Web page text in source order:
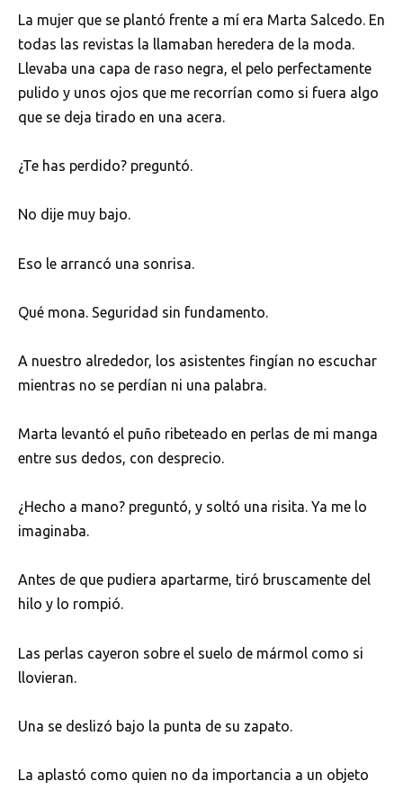
La mujer que se plantó frente a mí era Marta Salcedo. En
todas las revistas la llamaban heredera de la moda.
Llevaba una capa de raso negra, el pelo perfectamente
pulido y unos ojos que me recorrían como si fuera algo
que se deja tirado en una acera.
¿Te has perdido? preguntó.
No dije muy bajo.
Eso le arrancó una sonrisa.
Qué mona. Seguridad sin fundamento.
A nuestro alrededor, los asistentes fingían no escuchar
mientras no se perdían ni una palabra.
Marta levantó el puño ribeteado en perlas de mi manga
entre sus dedos, con desprecio.
¿Hecho a mano? preguntó, y soltó una risita. Ya me lo
imaginaba.
Antes de que pudiera apartarme, tiró bruscamente del
hilo y lo rompió.
Las perlas cayeron sobre el suelo de mármol como si
llovieran.
Una se deslizó bajo la punta de su zapato.
La aplastó como quien no da importancia a un objeto